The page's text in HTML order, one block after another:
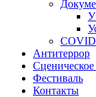
Антитеррор
Фестиваль
Контакты